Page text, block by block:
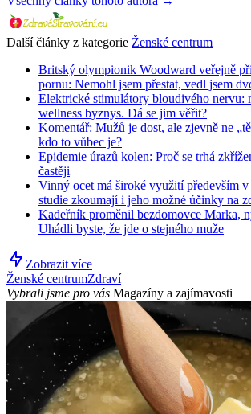
Další články z kategorie Ženské centrum
Britský olympionik Woodward veřejně
pornu: Nemohl jsem přestat, vedl jsem
Elektrické stimulátory bloudivého nervu:
wellness byznys. Dá se jim věřit?
Komentář: Mužů je dost, ale zjevně ne
kdo to vůbec je?
Epidemie úrazů kolen: Proč se trhá
častěji
Vinný ocet má široké využití především
studie zkoumají i jeho možné účinky na
Kadeřník proměnil bezdomovce Marka,
Uhádli byste, že jde o stejného muže
Zobrazit více
Ženské centrumZdraví
Vybrali jsme pro vás Magazíny a zajímavosti